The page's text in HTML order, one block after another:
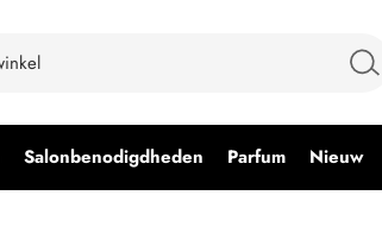
Salonbenodigdheden Parfum Nieuw